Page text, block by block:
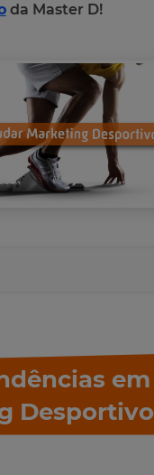
da Master D!
em
Desportivo